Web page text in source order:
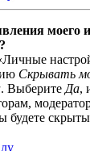
моего
Скрывать
. Выберите Да,
будете